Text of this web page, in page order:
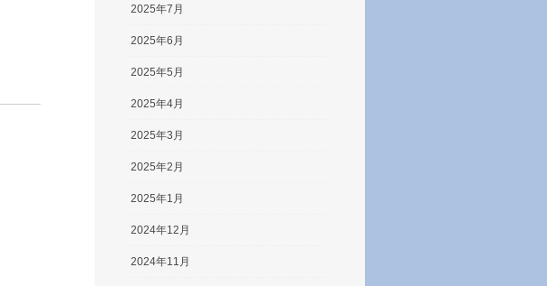
2025年7月
2025年6月
2025年5月
2025年4月
2025年3月
2025年2月
2025年1月
2024年12月
2024年11月